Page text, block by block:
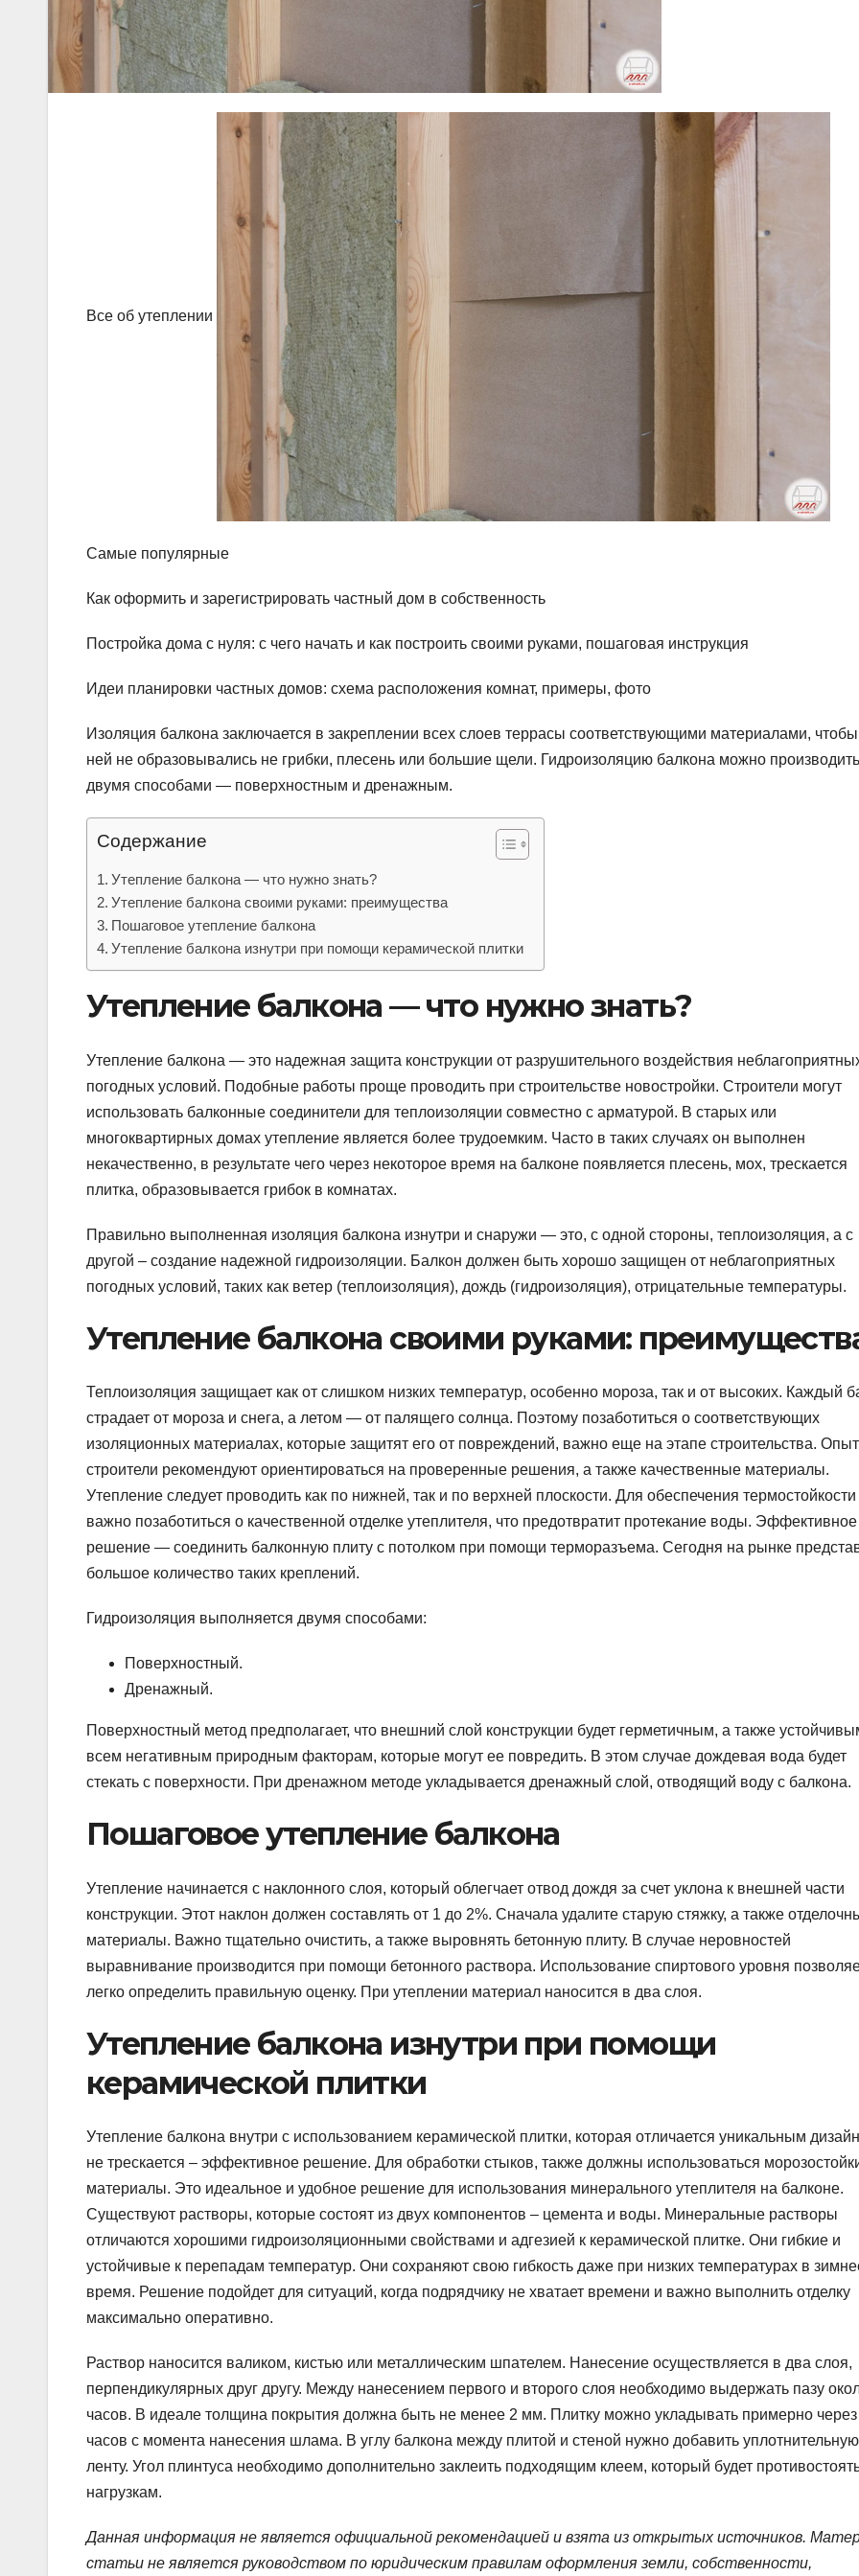
Все об утеплении
Самые популярные
Как оформить и зарегистрировать частный дом в собственность
Постройка дома с нуля: с чего начать и как построить своими руками, пошаговая инструкция
Идеи планировки частных домов: схема расположения комнат, примеры, фото
Изоляция балкона заключается в закреплении всех слоев террасы соответствующими материалами,
ней не образовывались не грибки, плесень или большие щели. Гидроизоляцию балкона можно производить
двумя способами — поверхностным и дренажным.
Содержание
Утепление балкона — что нужно знать?
Утепление балкона своими руками: преимущества
Пошаговое утепление балкона
Утепление балкона изнутри при помощи керамической плитки
Утепление балкона — что нужно знать?
Утепление балкона — это надежная защита конструкции от разрушительного воздействия
погодных условий. Подобные работы проще проводить при строительстве новостройки. Строители могут
использовать балконные соединители для теплоизоляции совместно с арматурой. В старых или
многоквартирных домах утепление является более трудоемким. Часто в таких случаях он выполнен
некачественно, в результате чего через некоторое время на балконе появляется плесень, мох, трескается
плитка, образовывается грибок в комнатах.
Правильно выполненная изоляция балкона изнутри и снаружи — это, с одной стороны, теплоизоляция, а с
другой – создание надежной гидроизоляции. Балкон должен быть хорошо защищен от неблагоприятных
погодных условий, таких как ветер (теплоизоляция), дождь (гидроизоляция), отрицательные температуры.
Утепление балкона своими руками:
Теплоизоляция защищает как от слишком низких температур, особенно мороза, так и от высоких. Каждый
страдает от мороза и снега, а летом — от палящего солнца. Поэтому позаботиться о соответствующих
изоляционных материалах, которые защитят его от повреждений, важно еще на этапе строительства.
строители рекомендуют ориентироваться на проверенные решения, а также качественные материалы.
Утепление следует проводить как по нижней, так и по верхней плоскости. Для обеспечения термостойкости
важно позаботиться о качественной отделке утеплителя, что предотвратит протекание воды. Эффективное
решение — соединить балконную плиту с потолком при помощи терморазъема. Сегодня на рынке
большое количество таких креплений.
Гидроизоляция выполняется двумя способами:
Поверхностный.
Дренажный.
Поверхностный метод предполагает, что внешний слой конструкции будет герметичным, а также
всем негативным природным факторам, которые могут ее повредить. В этом случае дождевая вода будет
стекать с поверхности. При дренажном методе укладывается дренажный слой, отводящий воду с балкона.
Пошаговое утепление балкона
Утепление начинается с наклонного слоя, который облегчает отвод дождя за счет уклона к внешней части
конструкции. Этот наклон должен составлять от 1 до 2%. Сначала удалите старую стяжку, а также
материалы. Важно тщательно очистить, а также выровнять бетонную плиту. В случае неровностей
выравнивание производится при помощи бетонного раствора. Использование спиртового уровня
легко определить правильную оценку. При утеплении материал наносится в два слоя.
Утепление балкона изнутри при помощи
керамической плитки
Утепление балкона внутри с использованием керамической плитки, которая отличается уникальным
не трескается – эффективное решение. Для обработки стыков, также должны использоваться
материалы. Это идеальное и удобное решение для использования минерального утеплителя на балконе.
Существуют растворы, которые состоят из двух компонентов – цемента и воды. Минеральные растворы
отличаются хорошими гидроизоляционными свойствами и адгезией к керамической плитке. Они гибкие и
устойчивые к перепадам температур. Они сохраняют свою гибкость даже при низких температурах в
время. Решение подойдет для ситуаций, когда подрядчику не хватает времени и важно выполнить отделку
максимально оперативно.
Раствор наносится валиком, кистью или металлическим шпателем. Нанесение осуществляется в два слоя,
перпендикулярных друг другу. Между нанесением первого и второго слоя необходимо выдержать пазу
часов. В идеале толщина покрытия должна быть не менее 2 мм. Плитку можно укладывать примерно
часов с момента нанесения шлама. В углу балкона между плитой и стеной нужно добавить уплотнительную
ленту. Угол плинтуса необходимо дополнительно заклеить подходящим клеем, который будет
нагрузкам.
Данная информация не является официальной рекомендацией и взята из открытых источников.
статьи не является руководством по юридическим правилам оформления земли, собственности,